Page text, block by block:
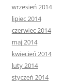
wrzesień 2014
lipiec 2014
czerwiec 2014
maj 2014
kwiecień 2014
luty 2014
styczeń 2014